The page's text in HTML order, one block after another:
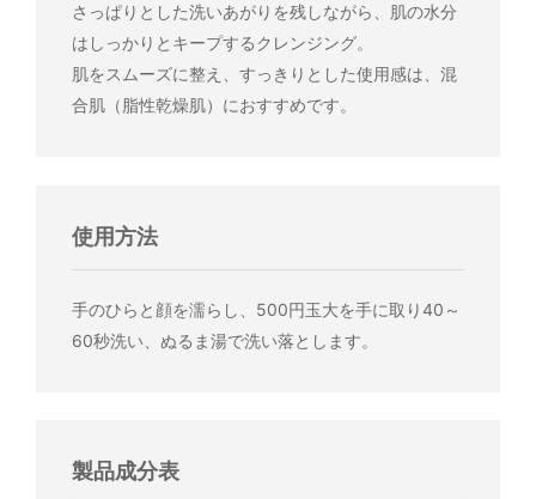
さっぱりとした洗いあがりを残しながら、肌の水分
はしっかりとキープするクレンジング。
肌をスムーズに整え、すっきりとした使用感は、混
合肌（脂性乾燥肌）におすすめです。
使用方法
手のひらと顔を濡らし、500円玉大を手に取り40～
60秒洗い、ぬるま湯で洗い落とします。
製品成分表